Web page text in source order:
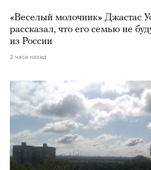
«Веселый молочник» Джастас
рассказал, что его семью не
из России
2 часа назад